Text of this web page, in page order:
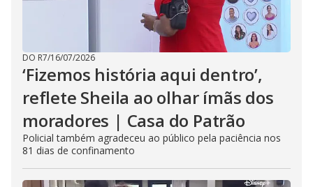
DO R7/16/07/2026
‘Fizemos história aqui dentro’,
reflete Sheila ao olhar ímãs dos
moradores | Casa do Patrão
Policial também agradeceu ao público pela paciência nos
81 dias de confinamento